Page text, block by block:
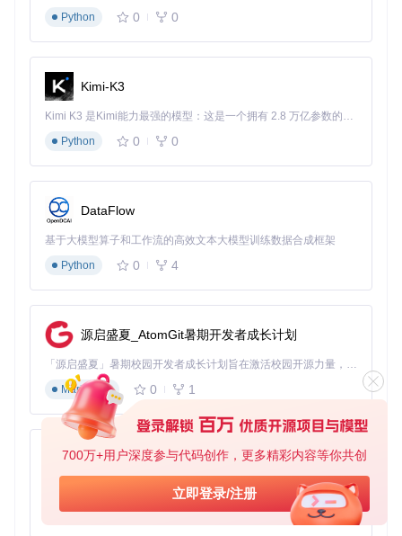
700万+用户深度参与代码创作，更多精彩内容等你共创
立即登录/注册
全格式兼容：告别格式烦恼
作为基于LibVLC技术的播放器，Screenbox支持几乎所有常见
式，以及MP3、FLAC、WAV等音频格式。这意味着您无需担
设计，特别是Screenbox.Core/Playback/
放控制逻辑，确保了各种格式文件的流畅播放。
播放速度调节：支持0.5x至2x的播放速度控制，适合学习视
频的慢速观看或快进浏览
画面比例调整：提供16:9、4:3等多种预设画面比例，也支
持自定义调整
视频截图 ：一键捕获当前视频帧，保存精彩瞬间
画中画模式：允许您在使用其他应用的同时继续观看视频
💡 效率提升：Screenbox高级使用技巧
Python
0 0
Kimi-K3
Kimi K3 是Kimi能力最强的模型：这是一个拥有 2.8 万亿参数的混合专家（MoE）模型，具备原生视觉理解能力，并支持 100 万 token 的上下文窗口。
Python
0 0
DataFlow
基于大模型算子和工作流的高效文本大模型训练数据合成框架
Python
0 4
源启盛夏_AtomGit暑期开发者成长计划
「源启盛夏」暑期校园开发者成长计划旨在激活校园开源力量，通过积分激励、认证扶持、资源倾斜等形式，引导高校组织和开发者完成「入驻 — 建项目 — 做贡献 — 获认证 — 得资源」的完整闭环。无论你是想带领社团入驻平台的组织者，还是希望用代码贡献证明自己的开发者，都能在这里找到属于你的成长路径。
Markdown
0 1
py-xiaozhi
基于Python的Xiaozhi AI，适用于想要完整Xiaozhi体验而无需拥有专用硬件的用户。
Python
0 1